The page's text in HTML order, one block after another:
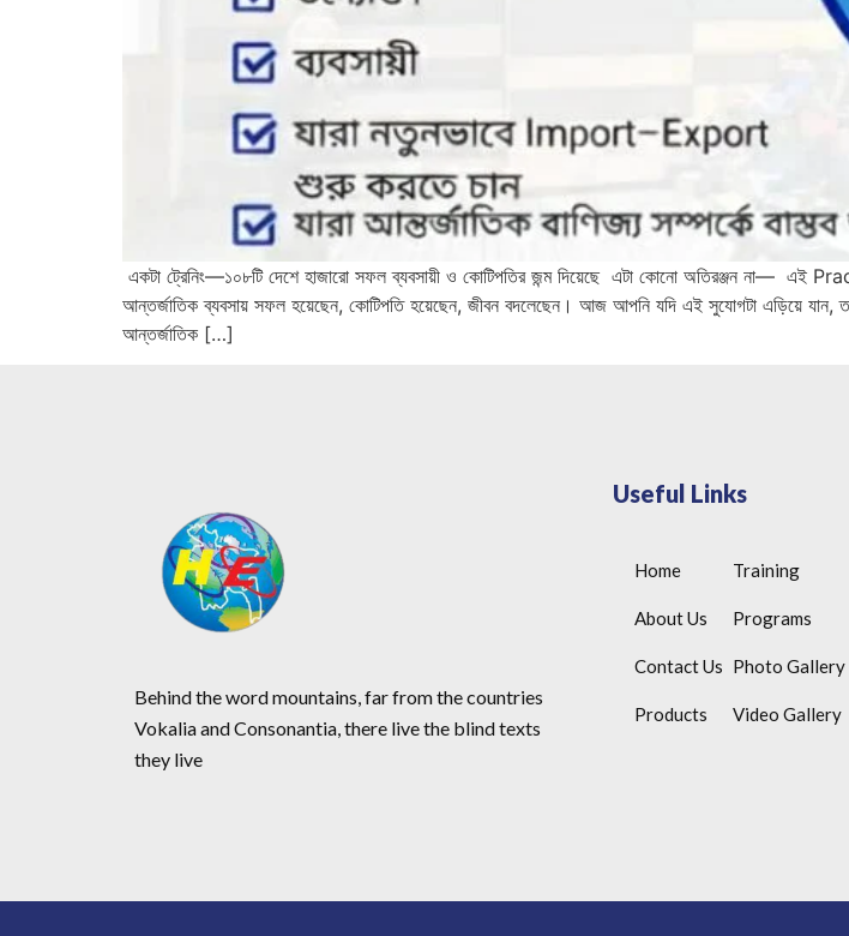
একটা ট্রেনিং—১০৮টি দেশে হাজারো সফল ব্যবসায়ী ও কোটিপতির জন্ম দিয়েছে এটা কোনো অতিরঞ্জন
আন্তর্জাতিক ব্যবসায় সফল হয়েছেন, কোটিপতি হয়েছেন, জীবন বদলেছেন। আজ আপনি যদি এই সুযোগটা এড়িয়ে যান,
আন্তর্জাতিক […]
Behind the word mountains, far from the countries
Vokalia and Consonantia, there live the blind texts
they live
Useful Links
Home
About Us
Contact Us
Products
Training
Programs
Photo Gallery
Video Gallery